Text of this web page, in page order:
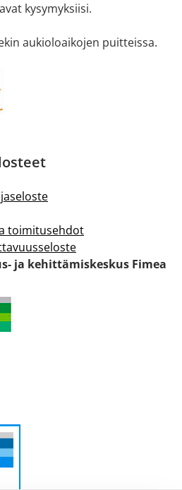
kysymyksiisi.
aukioloaikojen puitteissa.
toimitusehdot
ja kehittämiskeskus Fimea